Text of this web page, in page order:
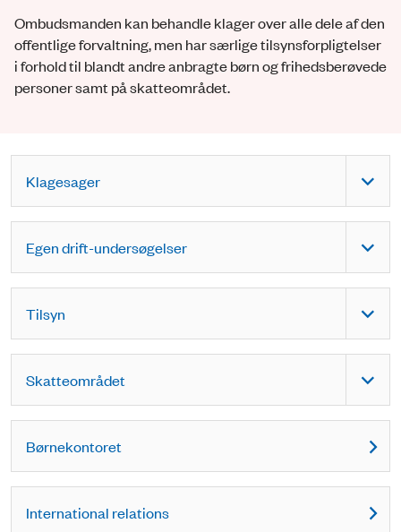
Ombudsmanden kan behandle klager over alle dele af den
offentlige forvaltning, men har særlige tilsynsforpligtelser
i forhold til blandt andre anbragte børn og frihedsberøvede
personer samt på skatteområdet.
Klagesager
Egen drift-undersøgelser
Tilsyn
Skatteområdet
Børnekontoret
International relations